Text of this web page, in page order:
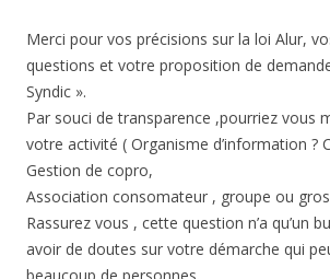
Merci pour vos précisions sur la loi Alur,
questions et votre proposition de
Syndic ».
Par souci de transparence ,pourriez vous
votre activité ( Organisme d’information ?
Gestion de copro,
Association consomateur , groupe ou gros
Rassurez vous , cette question n’a qu’un
avoir de doutes sur votre démarche qui